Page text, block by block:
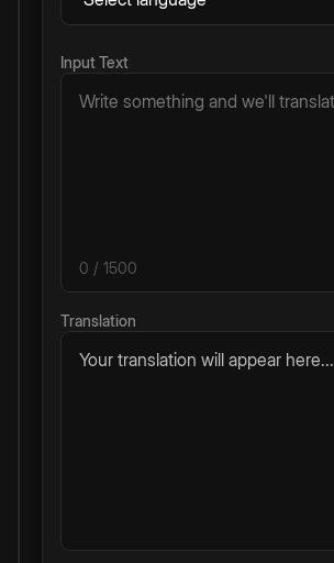
Input Text
0 / 1500
Translation
Your translation will appear here...